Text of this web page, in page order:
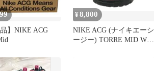
品】NIKE ACG
¥8,800
NIKE ACG (ナイキエーシ
ージー) TORRE MID WP